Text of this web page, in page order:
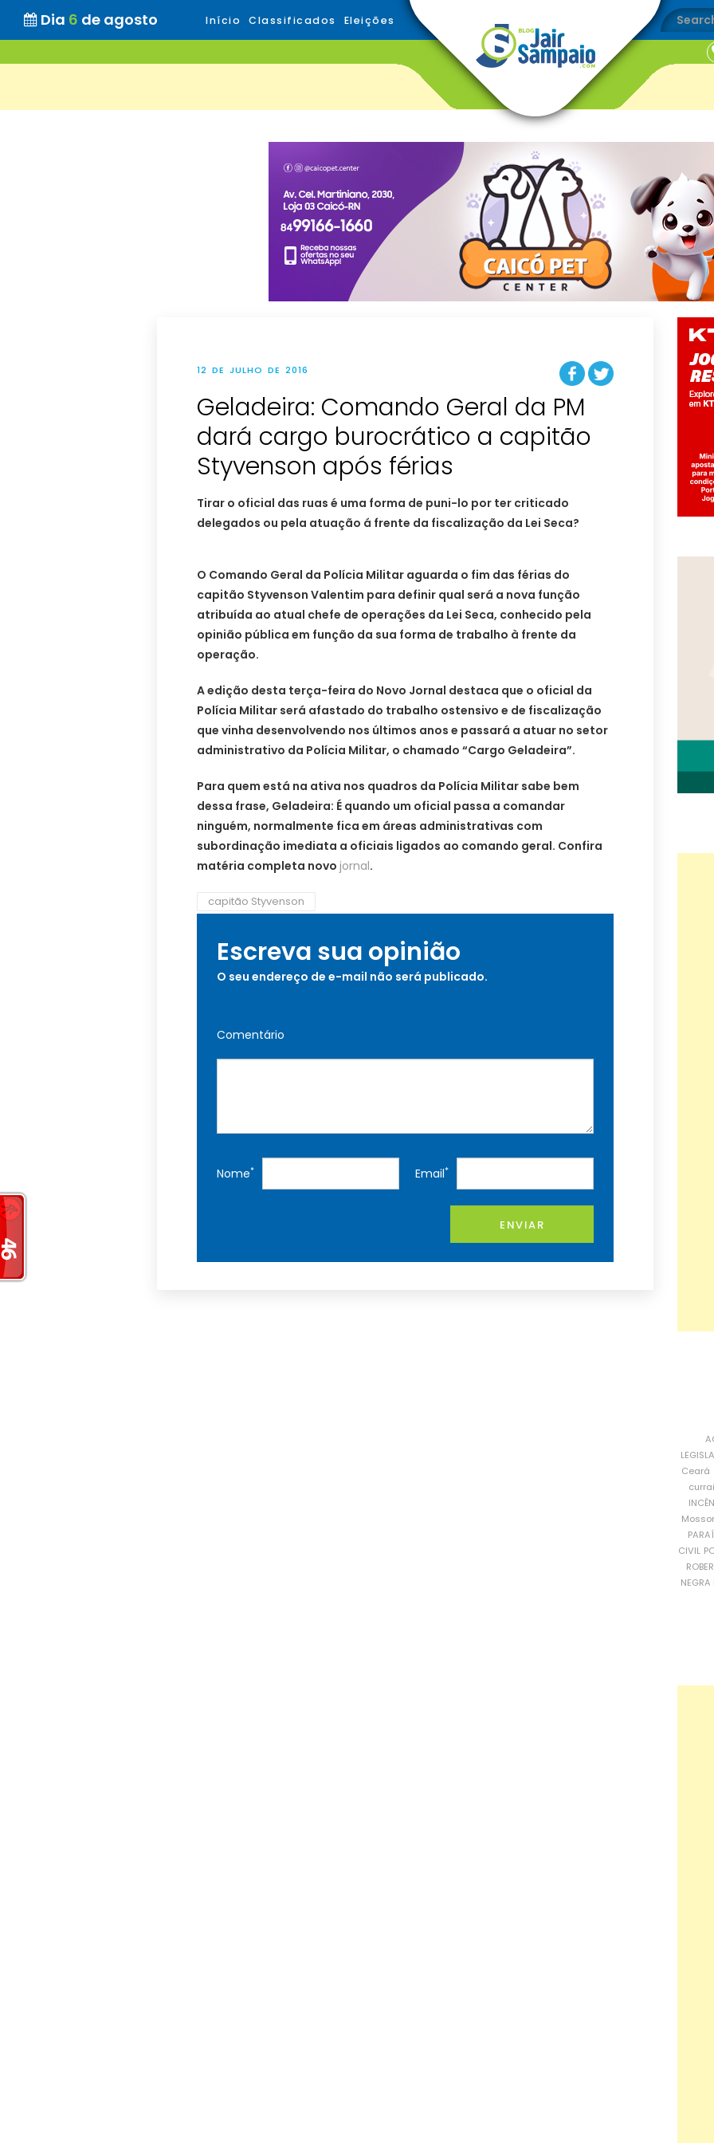
Dia 6 de agosto Início Classificados Eleições
12 DE JULHO DE 2016
Geladeira: Comando Geral da PM
dará cargo burocrático a capitão
Styvenson após férias
Tirar o oficial das ruas é uma forma de puni-lo por ter criticado
delegados ou pela atuação á frente da fiscalização da Lei Seca?
O Comando Geral da Polícia Militar aguarda o fim das férias do
capitão Styvenson Valentim para definir qual será a nova função
atribuída ao atual chefe de operações da Lei Seca, conhecido pela
opinião pública em função da sua forma de trabalho à frente da
operação.
A edição desta terça-feira do Novo Jornal destaca que o oficial da
Polícia Militar será afastado do trabalho ostensivo e de fiscalização
que vinha desenvolvendo nos últimos anos e passará a atuar no setor
administrativo da Polícia Militar, o chamado “Cargo Geladeira”.
Para quem está na ativa nos quadros da Polícia Militar sabe bem
dessa frase, Geladeira: É quando um oficial passa a comandar
ninguém, normalmente fica em áreas administrativas com
subordinação imediata a oficiais ligados ao comando geral. Confira
matéria completa novo jornal.
capitão Styvenson
Escreva sua opinião
O seu endereço de e-mail não será publicado.
Comentário
Nome* Email*
ENVIAR
Ceará
CIVIL
NEGRA